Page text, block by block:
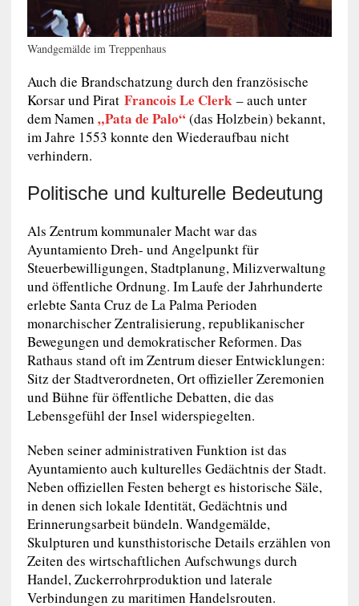
Wandgemälde im Treppenhaus
Auch die Brandschatzung durch den französische
Korsar und Pirat Francois Le Clerk– auch unter
dem Namen „Pata de Palo“(das Holzbein) bekannt,
im Jahre 1553 konnte den Wiederaufbau nicht
verhindern.
Politische und kulturelle Bedeutung
Als Zentrum kommunaler Macht war das
Ayuntamiento Dreh- und Angelpunkt für
Steuerbewilligungen, Stadtplanung, Milizverwaltung
und öffentliche Ordnung. Im Laufe der Jahrhunderte
erlebte Santa Cruz de La Palma Perioden
monarchischer Zentralisierung, republikanischer
Bewegungen und demokratischer Reformen. Das
Rathaus stand oft im Zentrum dieser Entwicklungen:
Sitz der Stadtverordneten, Ort offizieller Zeremonien
und Bühne für öffentliche Debatten, die das
Lebensgefühl der Insel widerspiegelten.
Neben seiner administrativen Funktion ist das
Ayuntamiento auch kulturelles Gedächtnis der Stadt.
Neben offiziellen Festen behergt es historische Säle,
in denen sich lokale Identität, Gedächtnis und
Erinnerungsarbeit bündeln. Wandgemälde,
Skulpturen und kunsthistorische Details erzählen von
Zeiten des wirtschaftlichen Aufschwungs durch
Handel, Zuckerrohrproduktion und laterale
Verbindungen zu maritimen Handelsrouten.